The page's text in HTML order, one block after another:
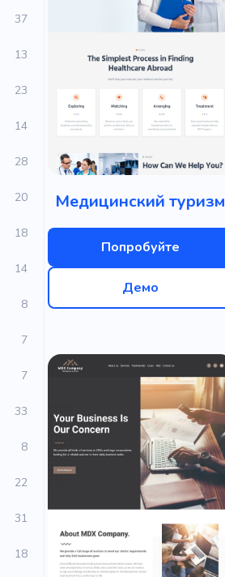
37
13
23
14
28
20
18
14
8
7
7
33
8
22
31
18
Медицинский туризм
Попробуйте
Демо